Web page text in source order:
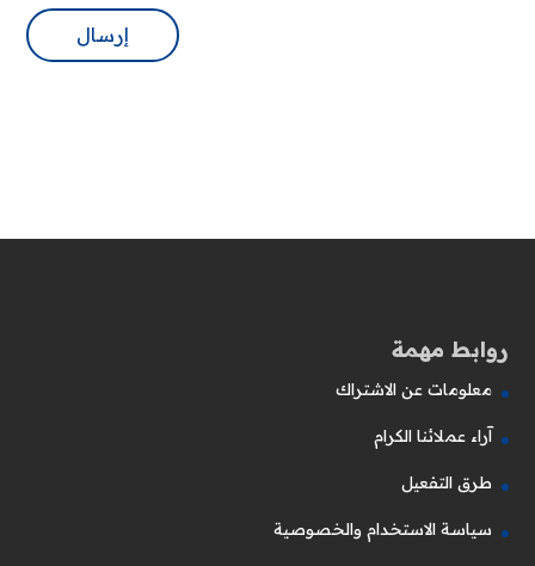
روابط مهمة
معلومات عن الاشتراك
آراء عملائنا الكرام
طرق التفعيل
سياسة الاستخدام والخصوصية